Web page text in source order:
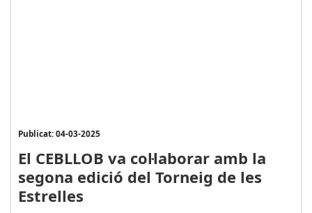
Publicat: 04-03-2025
El CEBLLOB va col·laborar amb la
segona edició del Torneig de les
Estrelles